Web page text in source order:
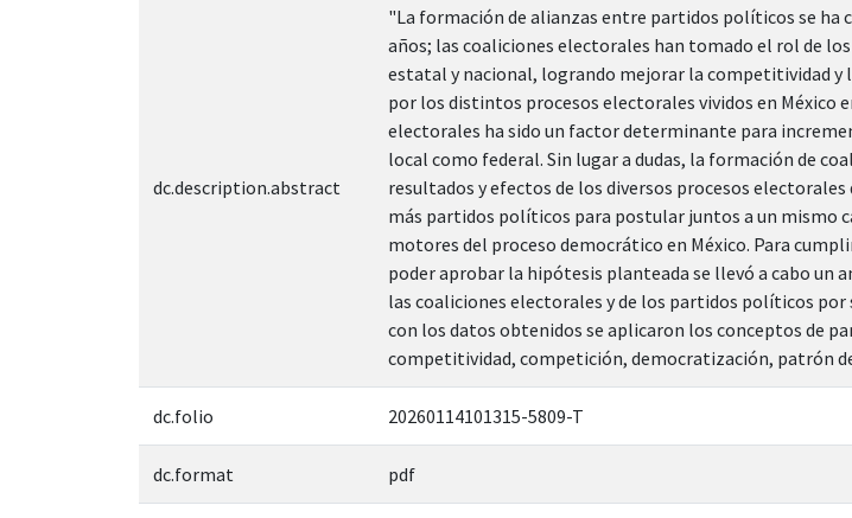
dc.description.abstract
"La formación de alianzas entre partidos políticos se
años; las coaliciones electorales han tomado el rol de
estatal y nacional, logrando mejorar la competitividad y
por los distintos procesos electorales vividos en México
electorales ha sido un factor determinante para
local como federal. Sin lugar a dudas, la formación de
resultados y efectos de los diversos procesos
más partidos políticos para postular juntos a un mismo
motores del proceso democrático en México. Para
poder aprobar la hipótesis planteada se llevó a cabo un
las coaliciones electorales y de los partidos políticos
con los datos obtenidos se aplicaron los conceptos de
competitividad, competición, democratización, patrón
dc.folio 20260114101315-5809-T
dc.format pdf